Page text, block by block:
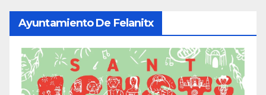
Ayuntamiento De Felanitx